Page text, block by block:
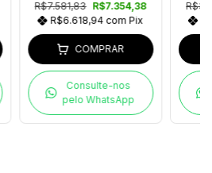
R$7.581,83 R$7.354,38
R$6.618,94 com Pix
COMPRAR
Consulte-nos
pelo WhatsApp